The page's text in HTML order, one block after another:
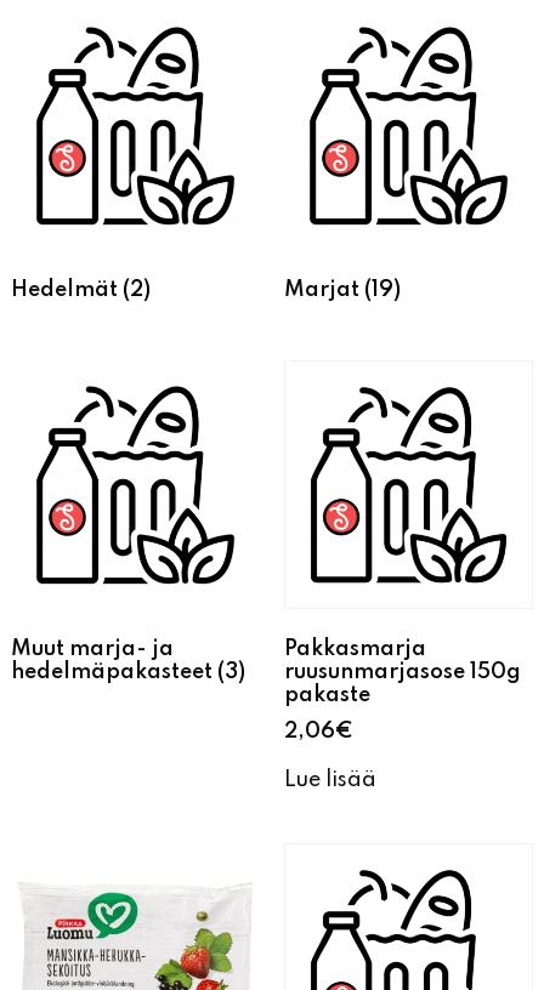
Hedelmät (2) Marjat (19)
Muut marja- ja
hedelmäpakasteet (3)
Pakkasmarja
ruusunmarjasose 150g
pakaste
2,06€
Lue lisää